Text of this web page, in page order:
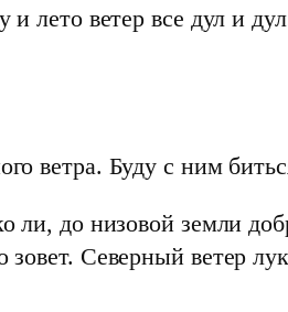
и лето ветер все дул и
ветра. Буду с ним
ли, до низовой земли
Северный ветер